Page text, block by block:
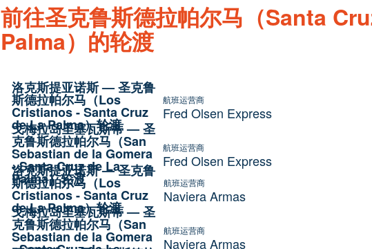
前往圣克鲁斯德拉帕尔马（Santa
Palma）的轮渡
洛克斯提亚诺斯 — 圣克鲁
斯德拉帕尔马（Los
Cristianos - Santa Cruz
de La Palma）轮渡
航班运营商
Fred Olsen Express
戈梅拉岛圣塞瓦斯蒂 — 圣
克鲁斯德拉帕尔马（San
Sebastian de la Gomera
- Santa Cruz de La
Palma）轮渡
航班运营商
Fred Olsen Express
洛克斯提亚诺斯 — 圣克鲁
斯德拉帕尔马（Los
Cristianos - Santa Cruz
de La Palma）轮渡
航班运营商
Naviera Armas
戈梅拉岛圣塞瓦斯蒂 — 圣
克鲁斯德拉帕尔马（San
Sebastian de la Gomera 航班运营商
Naviera Armas